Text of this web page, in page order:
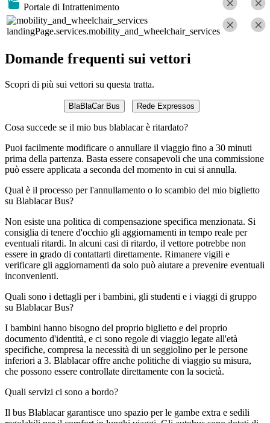
Portale di Intrattenimento
landingPage.services.mobility_and_wheelchair_services
Domande frequenti sui vettori
Scopri di più sui vettori su questa tratta.
BlaBlaCar Bus Rede Expressos
Cosa succede se il mio bus blablacar è ritardato?
Puoi facilmente modificare o annullare il viaggio fino a 30 minuti
prima della partenza. Basta essere consapevoli che una commissione
può essere applicata a seconda del momento in cui si annulla.
Qual è il processo per l'annullamento o lo scambio del mio biglietto
su Blablacar Bus?
Non esiste una politica di compensazione specifica menzionata. Si
consiglia di tenere d'occhio gli aggiornamenti in tempo reale per
eventuali ritardi. In alcuni casi di ritardo, il vettore potrebbe non
essere in grado di contattarti direttamente. Rimanere vigili e
verificare gli aggiornamenti da solo può aiutare a prevenire eventuali
inconvenienti.
Quali sono i dettagli per i bambini, gli studenti e i viaggi di gruppo
su Blablacar Bus?
I bambini hanno bisogno del proprio biglietto e del proprio
documento d'identità, e ci sono regole di viaggio legate all'età
specifiche, compresa la necessità di un seggiolino per le persone
inferiori a 3. Blablacar offre anche politiche di viaggio su misura,
che possono essere controllate direttamente con la società.
Quali servizi ci sono a bordo?
Il bus Blablacar garantisce uno spazio per le gambe extra e sedili